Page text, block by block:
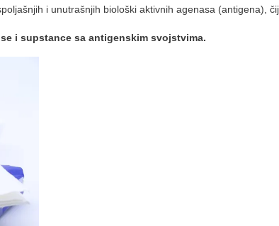
i unutrašnjih biološki aktivnih agenasa (antigena),
i supstance sa antigenskim svojstvima.